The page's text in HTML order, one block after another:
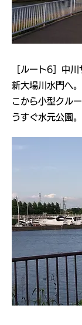
［ルート6］中
新大場川水門へ
こから小型クル
うすぐ水元公園。